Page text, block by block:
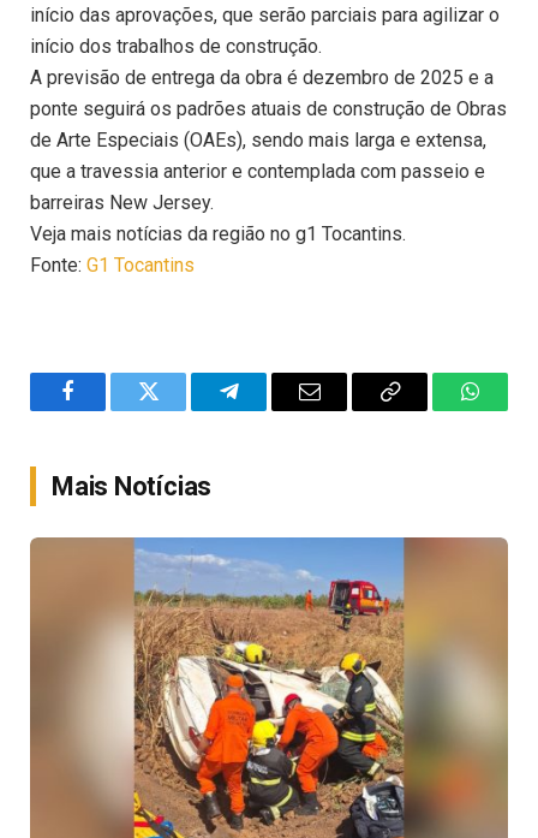
início das aprovações, que serão parciais para agilizar o
início dos trabalhos de construção.
A previsão de entrega da obra é dezembro de 2025 e a
ponte seguirá os padrões atuais de construção de Obras
de Arte Especiais (OAEs), sendo mais larga e extensa,
que a travessia anterior e contemplada com passeio e
barreiras New Jersey.
Veja mais notícias da região no g1 Tocantins.
Fonte: G1 Tocantins
FacebookTwitter TelegramEmail
Copy
Mais Notícias